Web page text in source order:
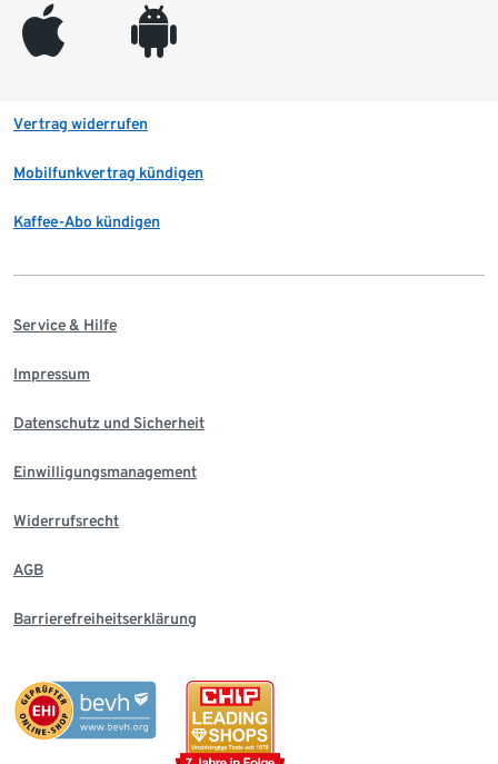
appleinc android
Vertrag widerrufen
Mobilfunkvertrag kündigen
Kaffee-Abo kündigen
Service & Hilfe
Impressum
Datenschutz und Sicherheit
Einwilligungsmanagement
Widerrufsrecht
AGB
Barrierefreiheitserklärung